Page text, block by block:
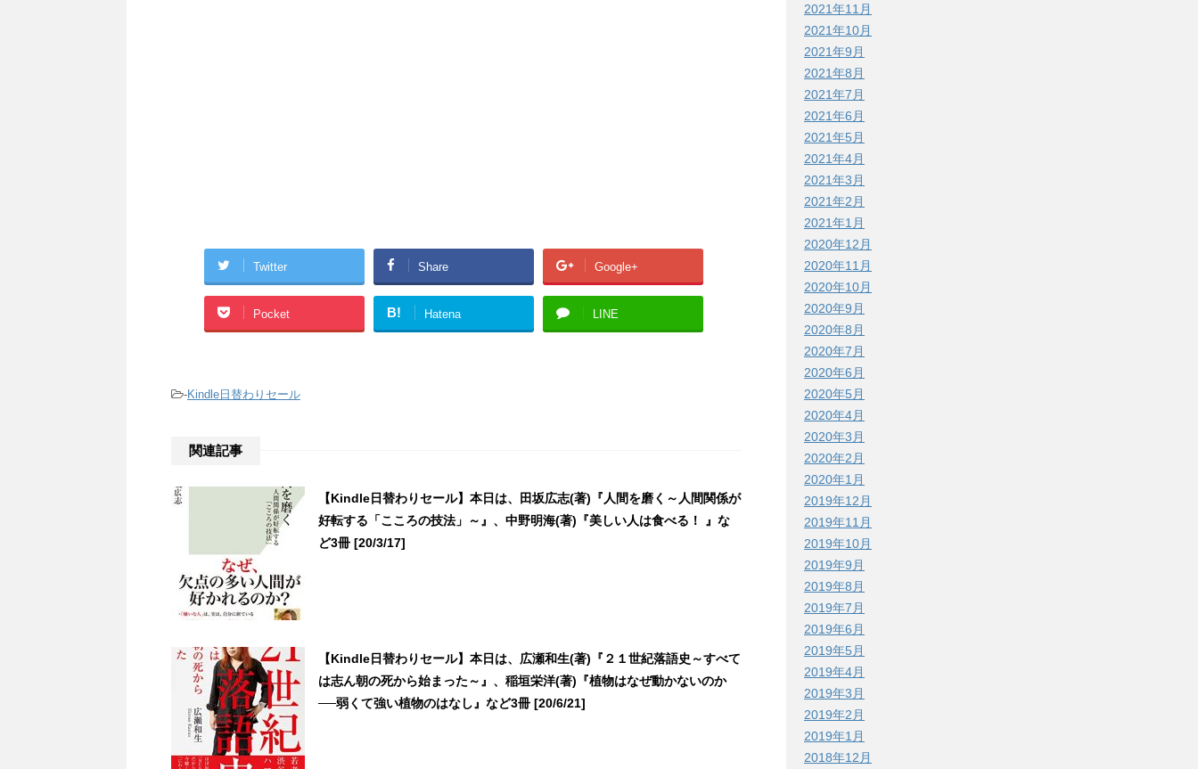
Twitter Share Google+
Pocket B! Hatena LINE
-Kindle日替わりセール
関連記事
【Kindle日替わりセール】本日は、田坂広志(著)『人間を磨く～人間関係が
好転する「こころの技法」～』、中野明海(著)『美しい人は食べる！ 』な
ど3冊 [20/3/17]
【Kindle日替わりセール】本日は、広瀬和生(著)『２１世紀落語史～すべて
は志ん朝の死から始まった～』、稲垣栄洋(著)『植物はなぜ動かないのか
──弱くて強い植物のはなし』など3冊 [20/6/21]
2021年11月
2021年10月
2021年9月
2021年8月
2021年7月
2021年6月
2021年5月
2021年4月
2021年3月
2021年2月
2021年1月
2020年12月
2020年11月
2020年10月
2020年9月
2020年8月
2020年7月
2020年6月
2020年5月
2020年4月
2020年3月
2020年2月
2020年1月
2019年12月
2019年11月
2019年10月
2019年9月
2019年8月
2019年7月
2019年6月
2019年5月
2019年4月
2019年3月
2019年2月
2019年1月
2018年12月